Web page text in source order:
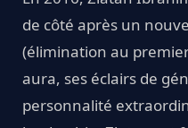
de côté après un
(élimination au
aura, ses éclairs de
personnalité